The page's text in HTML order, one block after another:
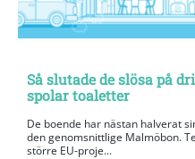
Så slutade de slösa på
spolar toaletter
De boende har nästan halverat
den genomsnittlige Malmöbon.
större EU-proje...